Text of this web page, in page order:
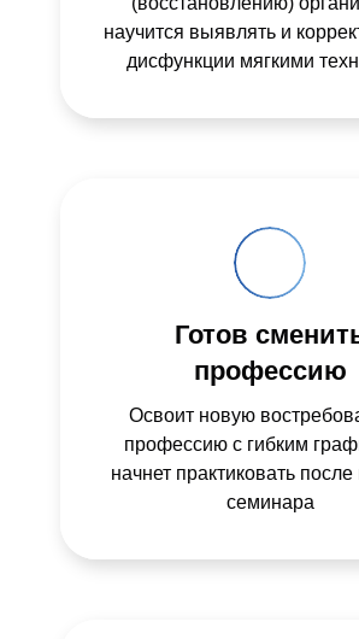
научится выявлять и
дисфункции мягкими
Готов
профессию
Освоит новую
профессию с гибким
начнет практиковать после
семинара